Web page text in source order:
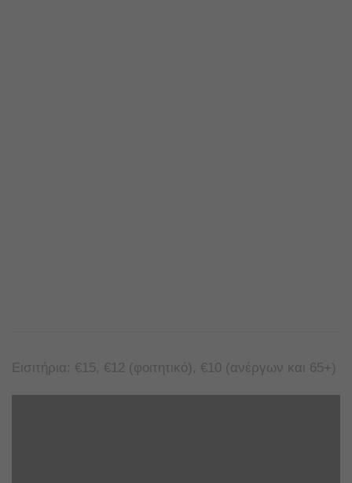
Εισιτήρια: €15, €12 (φοιτητικό), €10 (ανέργων και 65+)